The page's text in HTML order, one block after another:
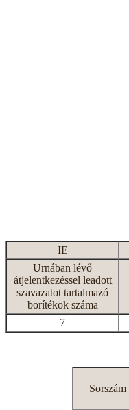
IE
Urnában lévő
átjelentkezéssel leadott
szavazatot tartalmazó
borítékok száma
7
Sorszám